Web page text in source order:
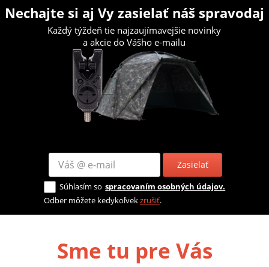
Nechajte si aj Vy zasielať náš spravodaj
Každý týždeň tie najzaujímavejšie novinky
a akcie do Vášho e-mailu
Zasielať
Súhlasím so spracovaním osobných údajov.
Odber môžete kedykoľvekzrušiť.
Sme tu pre Vás